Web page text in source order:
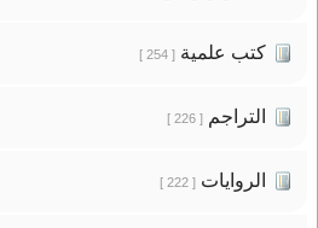
كتب علمية[ 254 ]
التراجم[ 226 ]
الروايات[ 222 ]